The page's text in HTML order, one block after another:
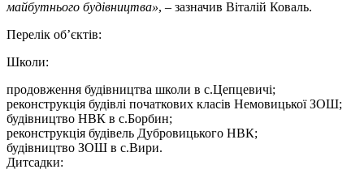
майбутнього будівництва», – зазначив Віталій Коваль.
Перелік об’єктів:
Школи:
продовження будівництва школи в с.Цепцевичі;
реконструкція будівлі початкових класів Немовицької ЗОШ;
будівництво НВК в с.Борбин;
реконструкція будівель Дубровицького НВК;
будівництво ЗОШ в с.Вири.
Дитсадки: